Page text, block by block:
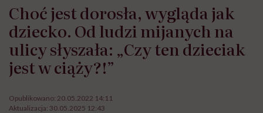
Choć jest dorosła, wygląda jak
dziecko. Od ludzi mijanych na
ulicy słyszała: „Czy ten dzieciak
jest w ciąży?!”
Opublikowano: 20.05.2022 14:11
Aktualizacja: 30.05.2025 12:43